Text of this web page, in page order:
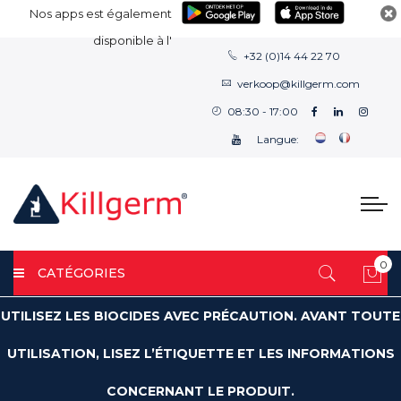
Nos apps est également
disponible à l'
+32 (0)14 44 22 70
verkoop@killgerm.com
08:30 - 17:00
Langue:
CATÉGORIES
0
UTILISEZ LES BIOCIDES AVEC PRÉCAUTION. AVANT TOUTE
UTILISATION, LISEZ L’ÉTIQUETTE ET LES INFORMATIONS
CONCERNANT LE PRODUIT.